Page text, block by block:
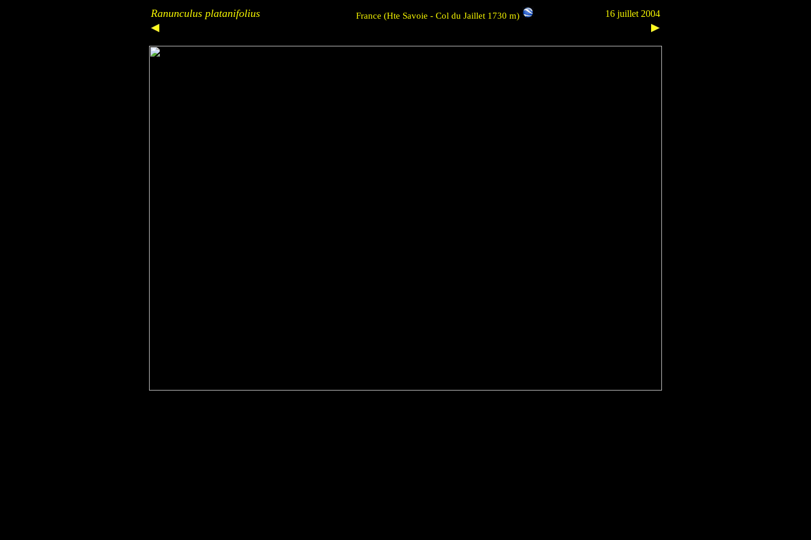
Ranunculus platanifolius France (Hte Savoie - Col du Jaillet 1730 m) 16 juillet 2004